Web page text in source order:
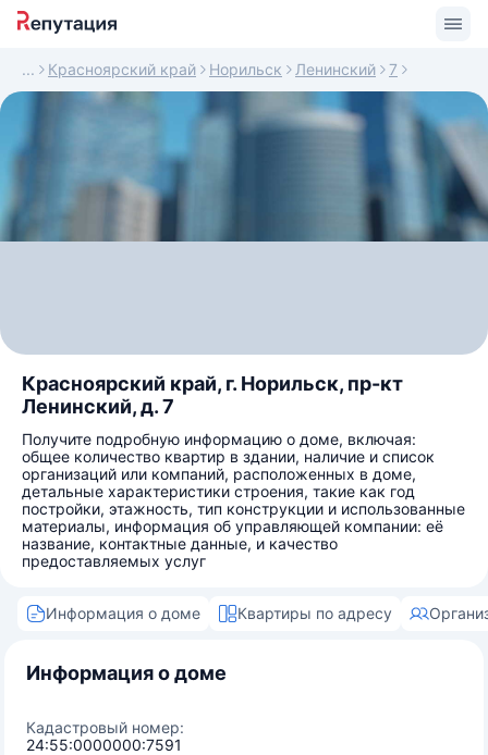
Красноярский край Норильск Ленинский 7
Красноярский край, г. Норильск, пр-кт
Ленинский, д. 7
Получите подробную информацию о доме, включая:
общее количество квартир в здании, наличие и список
организаций или компаний, расположенных в доме,
детальные характеристики строения, такие как год
постройки, этажность, тип конструкции и использованные
материалы, информация об управляющей компании: её
название, контактные данные, и качество
предоставляемых услуг
Информация о доме Квартиры по адресу
Информация о доме
Кадастровый номер:
24:55:0000000:7591